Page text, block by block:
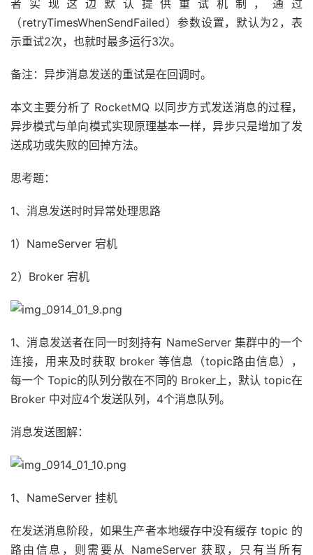
者实现这边默认提供重试机制，通过
（retryTimesWhenSendFailed）参数设置，默认为2，表
示重试2次，也就时最多运行3次。
备注：异步消息发送的重试是在回调时。
本文主要分析了 RocketMQ 以同步方式发送消息的过程，
异步模式与单向模式实现原理基本一样，异步只是增加了发
送成功或失败的回掉方法。
思考题：
1、消息发送时时异常处理思路
1）NameServer 宕机
2）Broker 宕机
1、消息发送者在同一时刻持有 NameServer 集群中的一个
连接，用来及时获取 broker 等信息（topic路由信息），
每一个 Topic的队列分散在不同的 Broker上，默认 topic在
Broker 中对应4个发送队列，4个消息队列。
消息发送图解：
1、NameServer 挂机
在发送消息阶段，如果生产者本地缓存中没有缓存 topic 的
路由信息，则需要从 NameServer 获取，只有当所有